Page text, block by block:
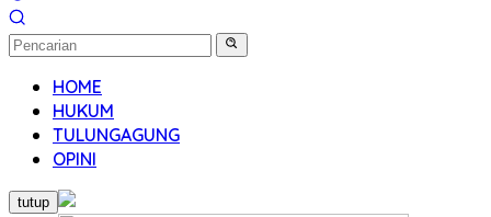
HOME
HUKUM
TULUNGAGUNG
OPINI
tutup